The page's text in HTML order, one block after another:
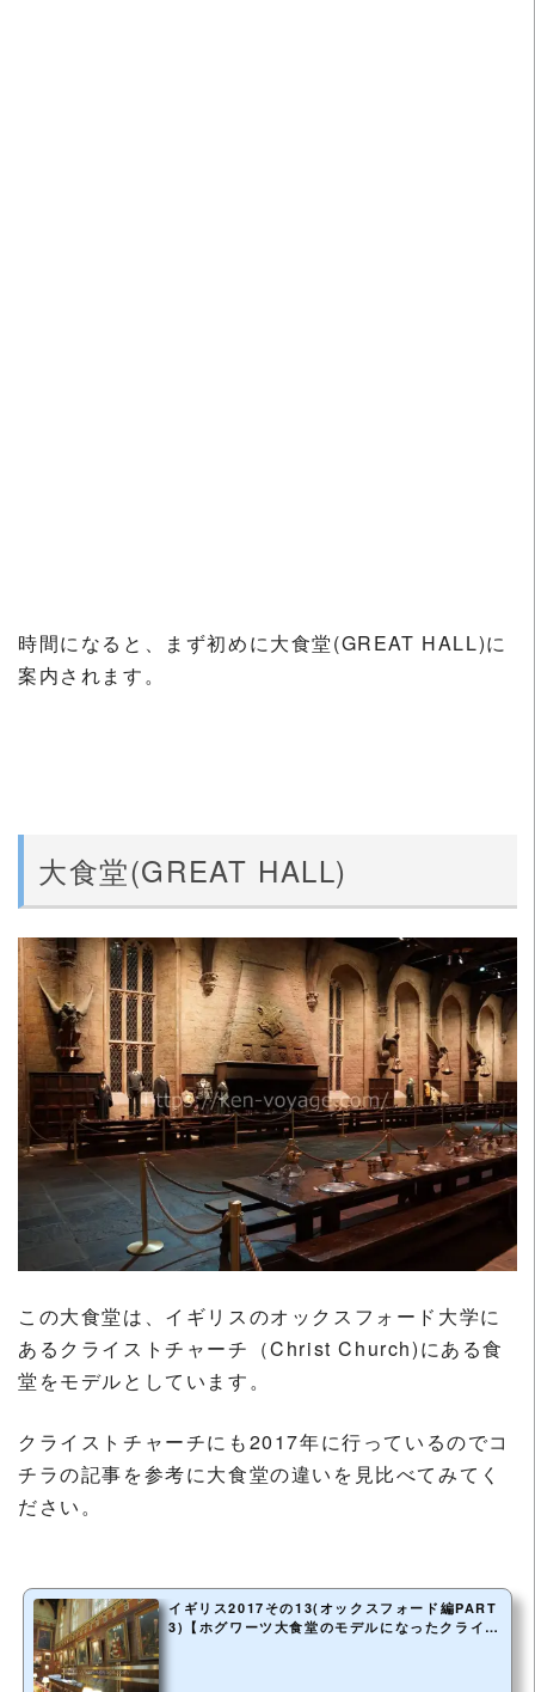
時間になると、まず初めに大食堂(GREAT HALL)に
案内されます。
大食堂(GREAT HALL)
この大食堂は、イギリスのオックスフォード大学に
あるクライストチャーチ（Christ Church)にある食
堂をモデルとしています。
クライストチャーチにも2017年に行っているのでコ
チラの記事を参考に大食堂の違いを見比べてみてく
ださい。
イギリス2017その13(オックスフォード編PART
3)【ホグワーツ大食堂のモデルになったクライス